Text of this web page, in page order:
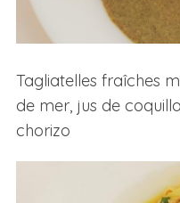
Tagliatelles fraîches
de mer, jus de
chorizo